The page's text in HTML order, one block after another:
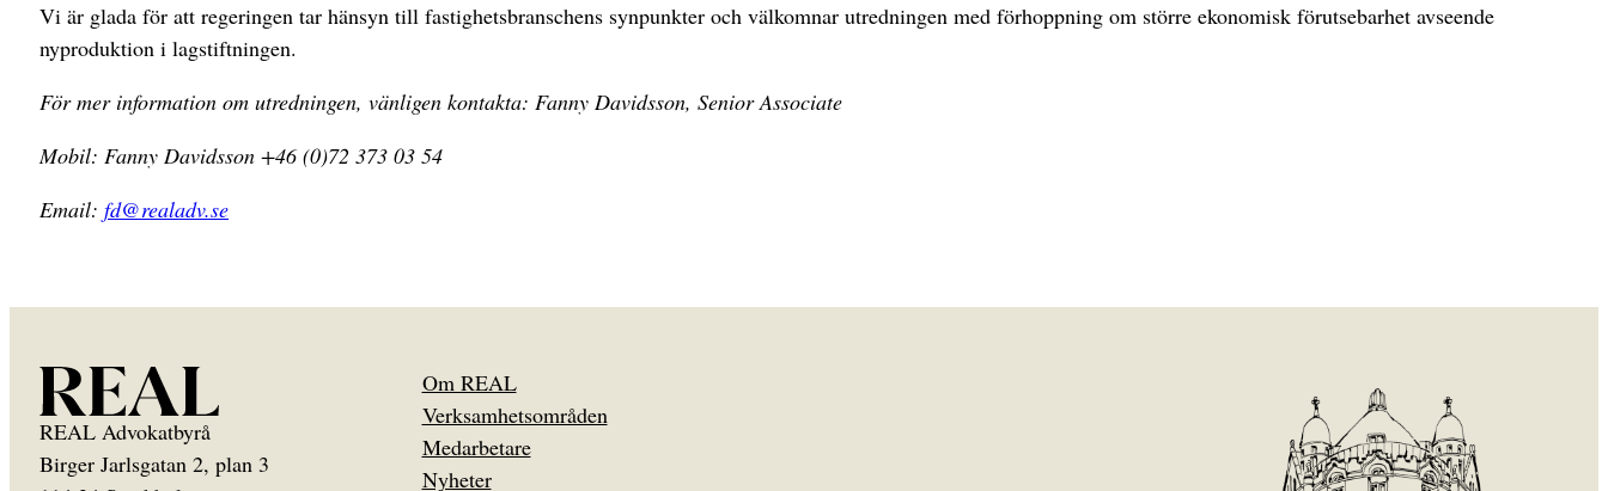
Vi är glada för att regeringen tar hänsyn till fastighetsbranschens synpunkter och välkomnar utredningen med förhoppning om större ekonomisk förutsebarhet avseende
nyproduktion i lagstiftningen.
För mer information om utredningen, vänligen kontakta: Fanny Davidsson, Senior Associate
Mobil: Fanny Davidsson +46 (0)72 373 03 54
Email: fd@realadv.se
REAL Advokatbyrå
Birger Jarlsgatan 2, plan 3
Om REAL
Verksamhetsområden
Medarbetare
Nyheter